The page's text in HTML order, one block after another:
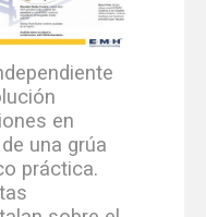
en
una grúa
práctica.